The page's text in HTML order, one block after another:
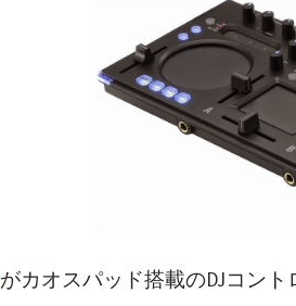
がカオスパッド搭載のDJコント